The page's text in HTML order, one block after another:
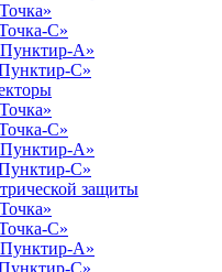
С»
А»
С»
С»
А»
С»
защиты
С»
А»